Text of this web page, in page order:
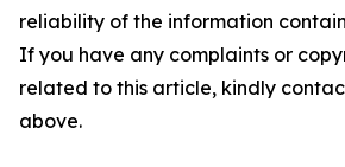
reliability of the information
If you have any complaints or
related to this article, kindly
above.